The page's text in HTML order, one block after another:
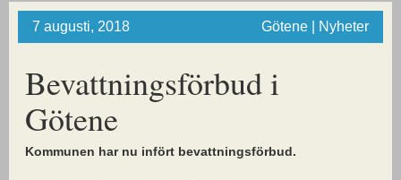
7 augusti, 2018 Götene | Nyheter
Bevattningsförbud i
Götene
Kommunen har nu infört bevattningsförbud.